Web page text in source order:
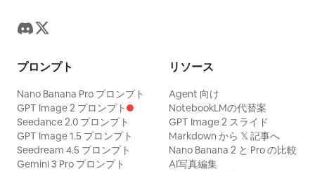
プロンプト
Nano Banana Pro プロンプト
GPT Image 2 プロンプト
Seedance 2.0 プロンプト
GPT Image 1.5 プロンプト
Seedream 4.5 プロンプト
Gemini 3 Pro プロンプト
リソース
Agent 向け
NotebookLMの代替案
GPT Image 2 スライド
Markdown から 𝕏 記事へ
Nano Banana 2 と Pro の比較
AI写真編集